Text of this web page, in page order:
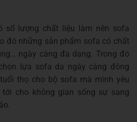
số lượng chất liệu làm nên sofa
đó những sản phẩm sofa có chất
ngày càng đa dạng. Trong đó
lựa sofa da ngày càng đông
thọ cho bộ sofa mà mình yêu
cho không gian sống sự sang